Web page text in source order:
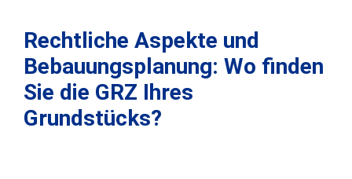
Rechtliche Aspekte und
Bebauungsplanung: Wo finden
Sie die GRZ Ihres
Grundstücks?